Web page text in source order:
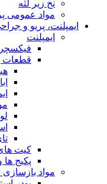
نخ زیر لثه
مواد عمومی
ایمپلنت، پریو و
ایمپلنت
فیکسچر
قطعات
کیت
پکیج ها
مواد